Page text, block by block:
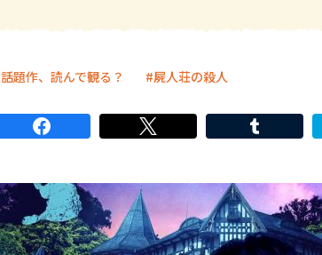
話題作、読んで観る？ 屍人荘の殺人